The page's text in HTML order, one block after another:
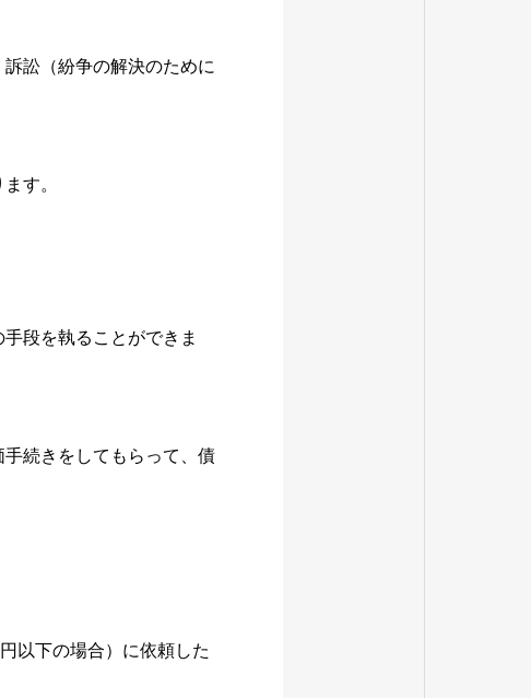
訟（紛争の解決のために
す。
段を執ることができま
続きをしてもらって、債
以下の場合）に依頼した